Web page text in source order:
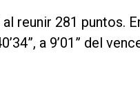
reunir 281 puntos.
a 9’01” del